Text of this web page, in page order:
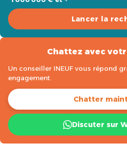
Lancer la
Chattez avec
Un conseiller INEUF vous répond
engagement.
Chatter
Discuter sur